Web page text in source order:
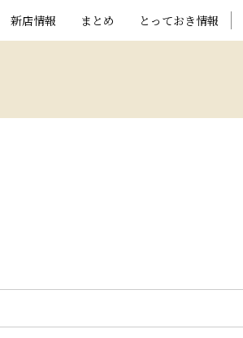
新店情報 まとめ とっておき情報